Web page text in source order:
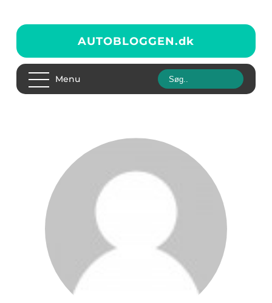
AUTOBLOGGEN.dk
Menu